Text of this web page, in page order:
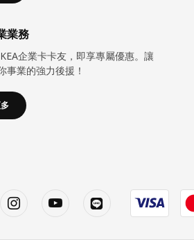
業務
企業卡卡友，即享專屬優惠。讓
事業的強力後援！